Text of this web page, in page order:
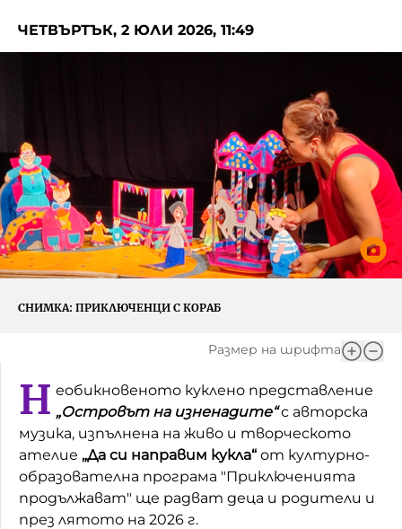
Фантазирай
От соул до рокендрол
Междучасие
Яйцето на света
Къщата
Като Айнщайн
Домашен любимец
Питаме Ви
До ре ми
БНР
БНР Новини
Архивен фонд на БНР
ЧЕТВЪРТЪК, 2 ЮЛИ 2026, 11:49
СНИМКА: ПРИКЛЮЧЕНЦИ С КОРАБ
Размер на шрифта
Н еобикновеното куклено представление
„Островът на изненадите“с авторска
музика, изпълнена на живо и творческото
ателие „Да си направим кукла“ от културно-
образователна програма "Приключенията
продължават" ще радват деца и родители и
през лятото на 2026 г.